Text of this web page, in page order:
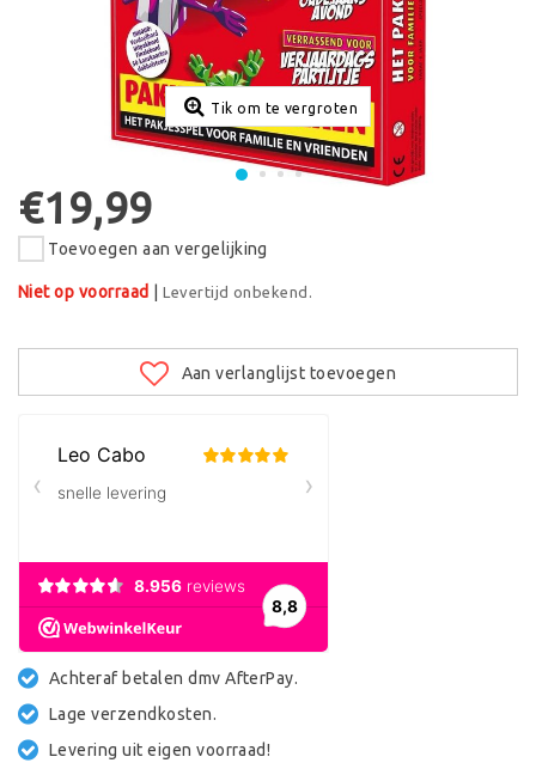
Tik om te vergroten
€19,99
Toevoegen aan vergelijking
Niet op voorraad |Levertijd onbekend.
Aan verlanglijst toevoegen
Achteraf betalen dmv AfterPay.
Lage verzendkosten.
Levering uit eigen voorraad!